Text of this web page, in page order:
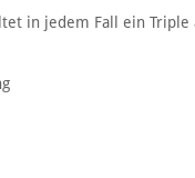
in jedem Fall ein